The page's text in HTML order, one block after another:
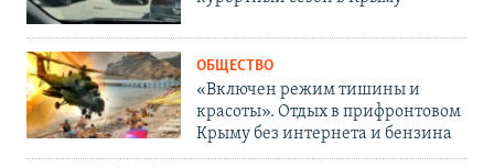
ОБЩЕСТВО
«Включен режим тишины и
красоты». Отдых в прифронтовом
Крыму без интернета и бензина